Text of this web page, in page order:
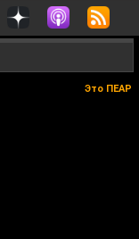
Это ПЕАР